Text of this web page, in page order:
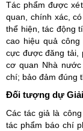
Tác phẩm được
quan, chính xác,
thể hiện, tác động
cao hiệu quả
cực được đăng tải,
cơ quan Nhà
chí; bảo đảm đúng
Đối tượng dự Giải
Các tác giả là
tác phẩm báo chí